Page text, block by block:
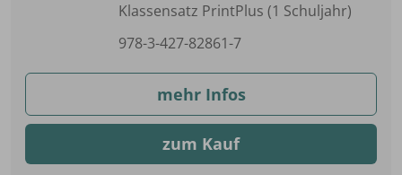
Klassensatz PrintPlus (1 Schuljahr)
978-3-427-82861-7
mehr Infos
zum Kauf